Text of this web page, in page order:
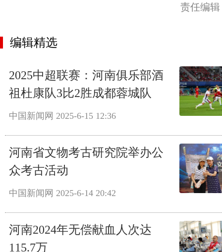
责任编
编辑精选
2025中超联赛：河南俱乐部酒
祖杜康队3比2胜成都蓉城队
中国新闻网 2025-6-15 12:36
河南省文物考古研究院举办公
众考古活动
中国新闻网 2025-6-14 20:42
河南2024年无偿献血人次达
115.7万